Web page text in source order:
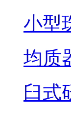
小型
均质
臼式